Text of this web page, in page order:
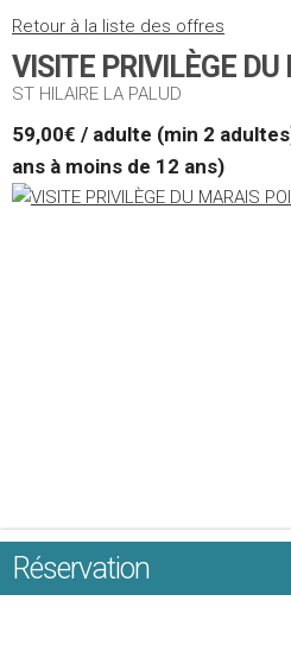
Retour à la liste des offres
VISITE PRIVILÈGE
ST HILAIRE LA PALUD
59,00€ / adulte (min 2
ans à moins de 12 ans)
Réservation